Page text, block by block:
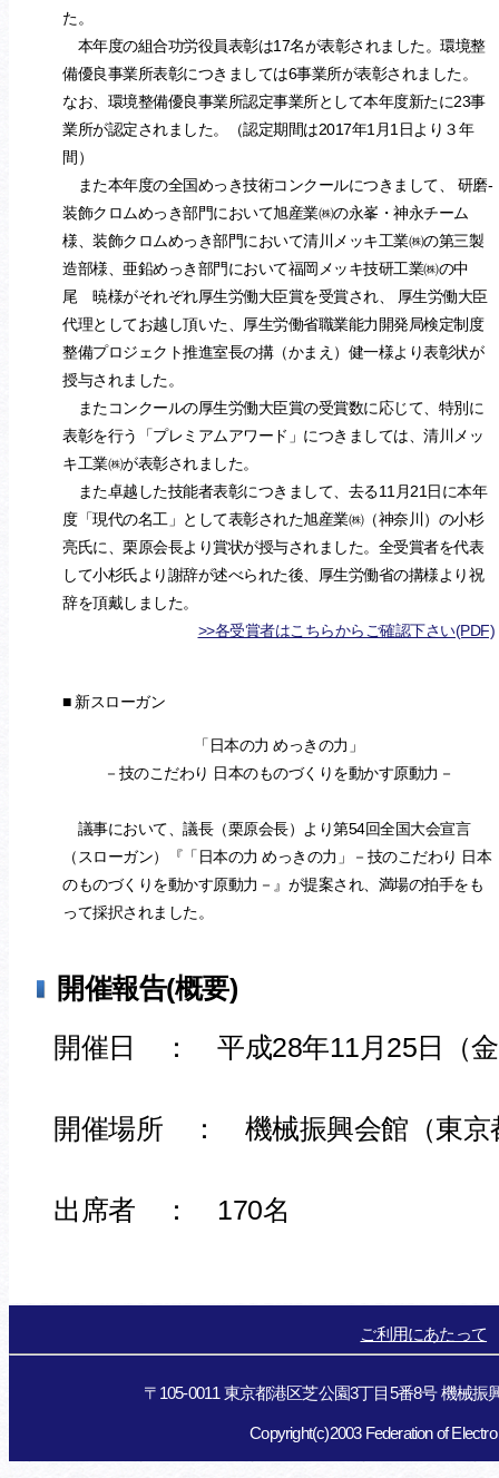
た。
本年度の組合功労役員表彰は17名が表彰されました。環境整
備優良事業所表彰につきましては6事業所が表彰されました。
なお、環境整備優良事業所認定事業所として本年度新たに23事
業所が認定されました。（認定期間は2017年1月1日より３年
間）
また本年度の全国めっき技術コンクールにつきまして、 研磨-
装飾クロムめっき部門において旭産業㈱の永峯・神永チーム
様、装飾クロムめっき部門において清川メッキ工業㈱の第三製
造部様、亜鉛めっき部門において福岡メッキ技研工業㈱の中
尾 暁様がそれぞれ厚生労働大臣賞を受賞され、 厚生労働大臣
代理としてお越し頂いた、厚生労働省職業能力開発局検定制度
整備プロジェクト推進室長の搆（かまえ）健一様より表彰状が
授与されました。
またコンクールの厚生労働大臣賞の受賞数に応じて、特別に
表彰を行う「プレミアムアワード」につきましては、清川メッ
キ工業㈱が表彰されました。
また卓越した技能者表彰につきまして、去る11月21日に本年
度「現代の名工」として表彰された旭産業㈱（神奈川）の小杉
亮氏に、栗原会長より賞状が授与されました。全受賞者を代表
して小杉氏より謝辞が述べられた後、厚生労働省の搆様より祝
辞を頂戴しました。
>>各受賞者はこちらからご確認下さい(PDF)
■ 新スローガン
「日本の力 めっきの力」
－技のこだわり 日本のものづくりを動かす原動力－
議事において、議長（栗原会長）より第54回全国大会宣言
（スローガン）『「日本の力 めっきの力」－技のこだわり 日本
のものづくりを動かす原動力－』が提案され、満場の拍手をも
って採択されました。
開催報告(概要)
開催日 ： 平成28年11月25日（
開催場所 ： 機械振興会館（東京
出席者 ： 170名
ご利用にあたって
〒105-0011 東京都港区芝公園3丁目5番8号 機械
Copyright(c)2003 Federation of